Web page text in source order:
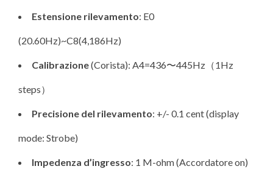
Estensione rilevamento: E0
(20.60Hz)~C8(4,186Hz)
Calibrazione(Corista): A4=436〜445Hz（1Hz
steps）
Precisione del rilevamento: +/- 0.1 cent (display
mode: Strobe)
Impedenza d’ingresso: 1 M-ohm (Accordatore on)